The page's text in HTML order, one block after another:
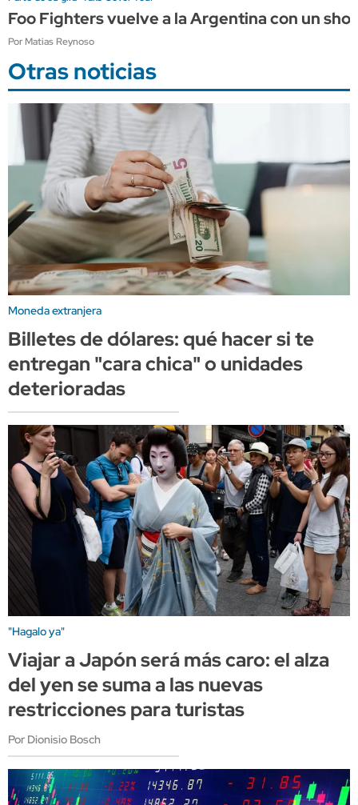
Foo Fighters vuelve a la Argentina con un
Por Matias Reynoso
Otras noticias
Moneda extranjera
Billetes de dólares: qué hacer si te
entregan "cara chica" o unidades
deterioradas
"Hagalo ya"
Viajar a Japón será más caro: el alza
del yen se suma a las nuevas
restricciones para turistas
Por Dionisio Bosch